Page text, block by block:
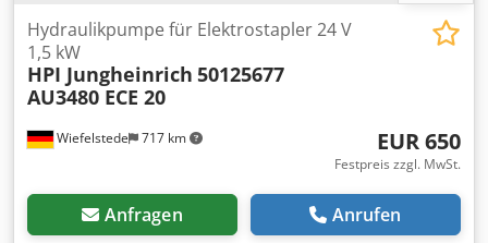
Wiefelstede 717 km
Hydraulikpumpe für Elektrostapler 24 V
1,5 kW
HPI Jungheinrich 50125677
AU3480 ECE 20
EUR 650
Festpreis zzgl. MwSt.
Anfragen Anrufen